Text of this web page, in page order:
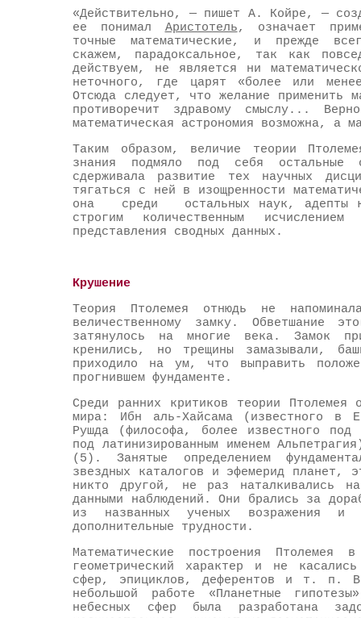
«Действительно, — пишет А. Койре, —
ее понимал Аристотель, означает
точные математические, и прежде
скажем, парадоксальное, так как
действуем, не является ни
неточного, где царят «более или
Отсюда следует, что желание применить
противоречит здравому смыслу...
математическая астрономия возможна, а
Таким образом, величие теории
знания подмяло под себя остальные
сдерживала развитие тех научных
тягаться с ней в изощренности
она среди остальных наук, адепты
строгим количественным
представления сводных данных.
Крушение
Теория Птолемея отнюдь не
величественному замку. Обветшание
затянулось на многие века. Замок
кренились, но трещины замазывали,
приходило на ум, что выправить
прогнившем фундаменте.
Среди ранних критиков теории Птолемея
мира: Ибн аль-Хайсама (известного в
Рушда (философа, более известного под
под латинизированным именем
(5). Занятые определением
звездных каталогов и эфемерид планет,
никто другой, не раз наталкивались
данными наблюдений. Они брались за
из названных ученых возражения и
дополнительные трудности.
Математические построения Птолемея
геометрический характер и не
сфер, эпициклов, деферентов и т. п. В
небольшой работе «Планетные
небесных сфер была разработана